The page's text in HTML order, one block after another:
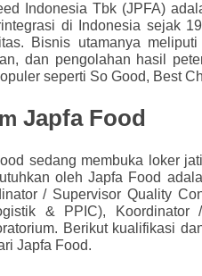
Indonesia Tbk (JPFA)
di Indonesia sejak
Bisnis utamanya
dan pengolahan hasil
seperti So Good, Best
Japfa Food
sedang membuka loker
olehJapfa Food
/ Supervisor Quality
& PPIC), Koordinator
Berikut kualifikasi
Japfa Food.